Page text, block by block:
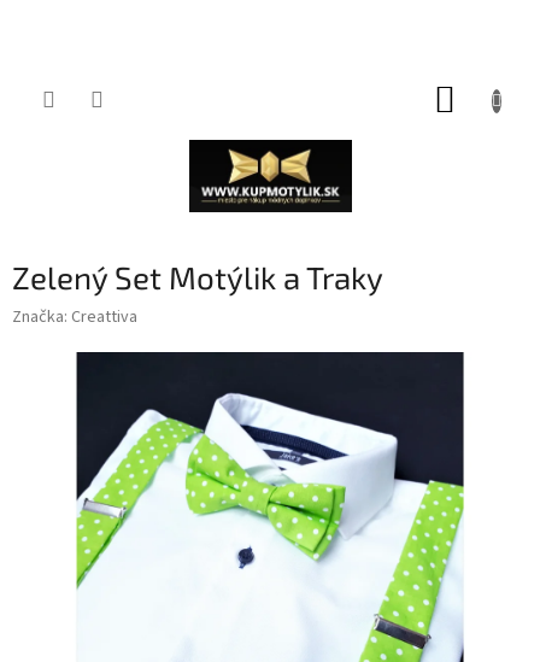
Zelený Set Motýlik a Traky
Značka: Creattiva